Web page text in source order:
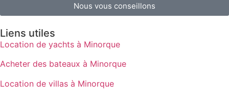
Nous vous conseillons
Liens utiles
Location de yachts à Minorque
Acheter des bateaux à Minorque
Location de villas à Minorque